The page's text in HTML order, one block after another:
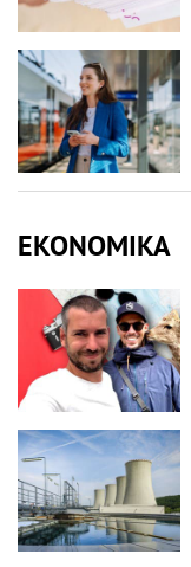
EKONOMIKA